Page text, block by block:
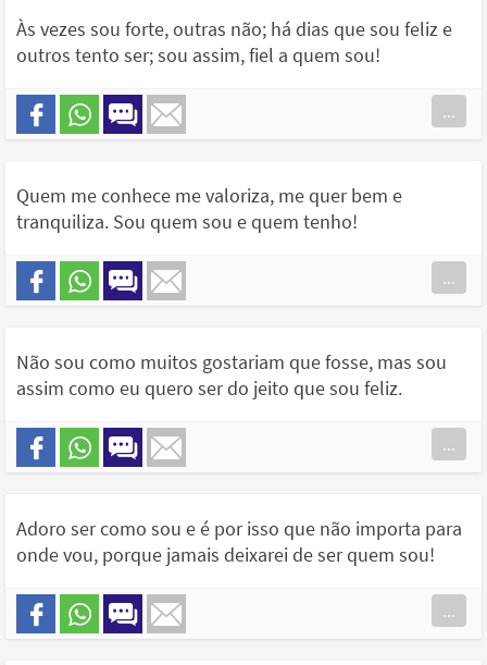
Às vezes sou forte, outras não; há dias que sou feliz e
outros tento ser; sou assim, fiel a quem sou!
...
Quem me conhece me valoriza, me quer bem e
tranquiliza. Sou quem sou e quem tenho!
...
Não sou como muitos gostariam que fosse, mas sou
assim como eu quero ser do jeito que sou feliz.
...
Adoro ser como sou e é por isso que não importa para
onde vou, porque jamais deixarei de ser quem sou!
...